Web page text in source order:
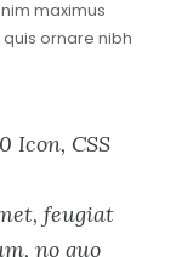
maximus
ornare nibh
Icon, CSS
feugiat
no quo